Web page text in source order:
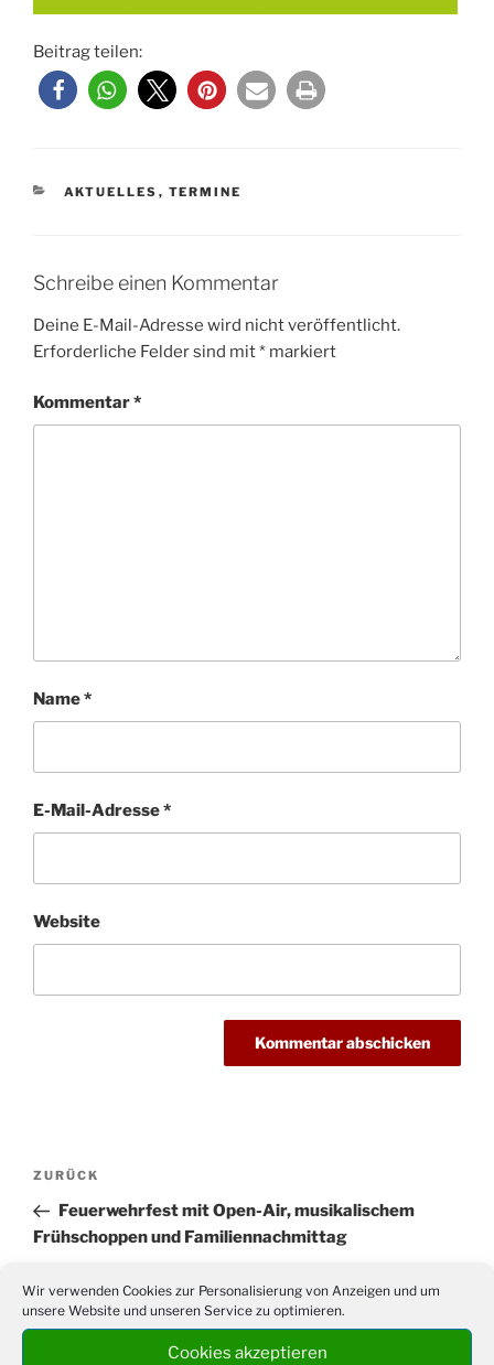
Wir verwenden Cookies zur Personalisierung von Anzeigen und um
unsere Website und unseren Service zu optimieren.
Cookies akzeptieren
Beitrag teilen:
KATEGORIEN
AKTUELLES , TERMINE
Schreibe einen Kommentar
Deine E-Mail-Adresse wird nicht veröffentlicht.
Erforderliche Felder sind mit* markiert
Kommentar*
Name*
E-Mail-Adresse*
Website
Beitragsnavigation
Vorheriger
Beitrag
ZURÜCK
Feuerwehrfest mit Open-Air, musikalischem
Frühschoppen und Familiennachmittag
Nächster
Beitrag
WEITER
60 Jahre Siebenbürger-Sachsen-Siedlung in
Drabenderhöhe: Dreitägiges Festwochenende im